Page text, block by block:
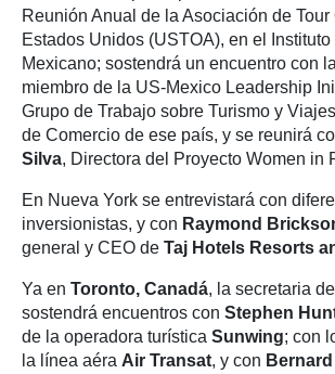
Reunión Anual de la Asociación de
Estados Unidos (USTOA), en el Instituto
Mexicano; sostendrá un encuentro con
miembro de la US-Mexico Leadership
Grupo de Trabajo sobre Turismo y
de Comercio de ese país, y se reunirá
Silva, Directora del Proyecto Women in
En Nueva York se entrevistará con
inversionistas, y con Raymond
general y CEO de Taj Hotels Resorts
Ya en Toronto, Canadá, la secretaria
sostendrá encuentros con Stephen
de la operadora turística Sunwing; con
la línea aéra Air Transat, y con